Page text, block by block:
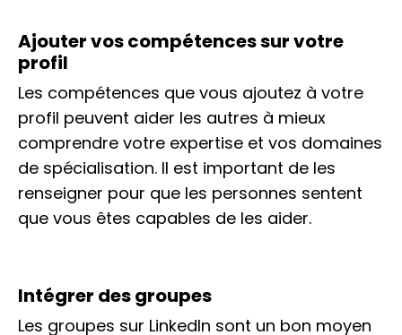
Ajouter vos compétences sur votre
profil
Les compétences que vous ajoutez à votre
profil peuvent aider les autres à mieux
comprendre votre expertise et vos domaines
de spécialisation. Il est important de les
renseigner pour que les personnes sentent
que vous êtes capables de les aider.
Intégrer des groupes
Les groupes sur LinkedIn sont un bon moyen